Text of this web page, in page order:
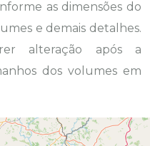
as dimensões do
e demais detalhes.
alteração após a
dos volumes em